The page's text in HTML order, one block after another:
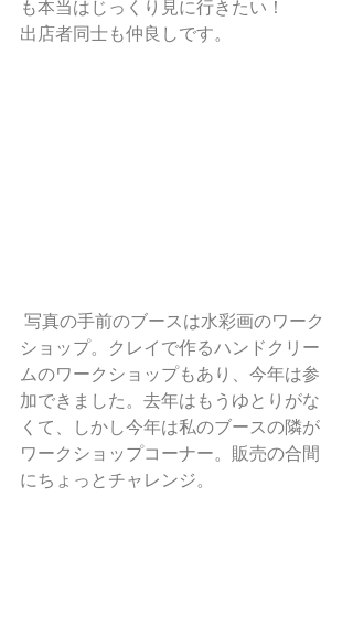
も本当はじっくり見に行きたい！
出店者同士も仲良しです。
ショップ。クレイで作るハンドクリー
ムのワークショップもあり、今年は参
加できました。去年はもうゆとりがな
くて、しかし今年は私のブースの隣が
ワークショップコーナー。販売の合間
にちょっとチャレンジ。